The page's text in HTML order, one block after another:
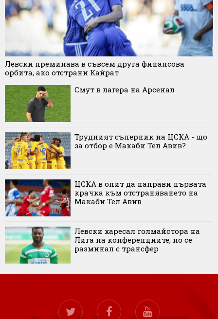
Левски преминава в съвсем друга финансова
орбита, ако отстрани Кайрат
Смут в лагера на Арсенал
Трудният съперник на ЦСКА - що
за отбор е Макаби Тел Авив?
ЦСКА в опит да направи първата
крачка към отстраняването на
Макаби Тел Авив
Левски харесал голмайстора на
Лига на конференциите, но се
разминал с трансфер